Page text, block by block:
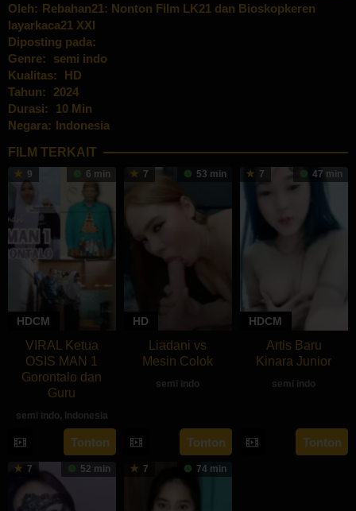
Oleh: Rebahan21: Nonton Film LK21 dan Bioskopkeren
layarkaca21 XXI
Diposting pada:
Genre:
semi indo
Kualitas:
HD
Tahun:
2024
Durasi:
10 Min
Negara: Indonesia
FILM TERKAIT
9 6 min
HDCM
VIRAL Ketua
OSIS MAN 1
Gorontalo dan
Guru
semi indo, Indonesia
Tonton
7 53 min
HD
Liadani vs
Mesin Colok
semi indo
Tonton
7 47 min
HDCM
Artis Baru
Kinara Junior
semi indo
Tonton
7 52 min 7 74 min